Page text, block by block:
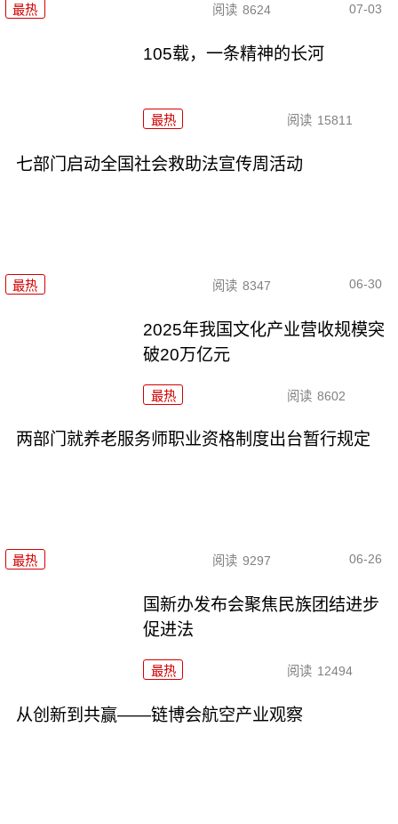
最热 阅读 8624 07-03
105载，一条精神的长河
最热 阅读 15811
七部门启动全国社会救助法宣传周活动
最热 阅读 8347 06-30
2025年我国文化产业营收规模突
破20万亿元
最热 阅读 8602
两部门就养老服务师职业资格制度出台暂行规定
最热 阅读 9297 06-26
国新办发布会聚焦民族团结进步
促进法
最热 阅读 12494
从创新到共赢——链博会航空产业观察